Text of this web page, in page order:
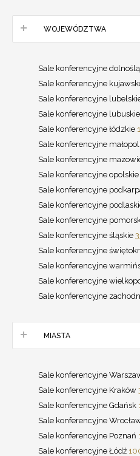
WOJEWÓDZTWA
Sale konferencyjne
Sale konferencyjne
Sale konferencyjne
Sale konferencyjne lubuskie
Sale konferencyjne łódzkie
Sale konferencyjne
Sale konferencyjne
Sale konferencyjne opolskie
Sale konferencyjne
Sale konferencyjne
Sale konferencyjne
Sale konferencyjne śląskie
Sale konferencyjne
Sale konferencyjne
Sale konferencyjne
Sale konferencyjne
MIASTA
Sale konferencyjne
Sale konferencyjne Kraków
Sale konferencyjne Gdańsk
Sale konferencyjne
Sale konferencyjne Poznań
Sale konferencyjne Łódź